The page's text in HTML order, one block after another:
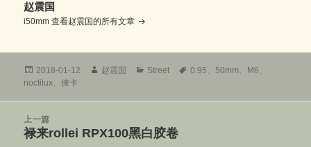
赵震国
i50mm查看赵震国的所有文章
发
布
2018-01-12
作
赵震国
分
Street
标
0.95 、50mm M6
noctilux 、徕卡
上一篇
上
禄来rollei RPX100黑白胶卷